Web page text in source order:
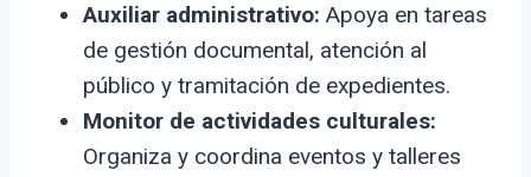
Auxiliar administrativo: Apoya en tareas
de gestión documental, atención al
público y tramitación de expedientes.
Monitor de actividades culturales:
Organiza y coordina eventos y talleres